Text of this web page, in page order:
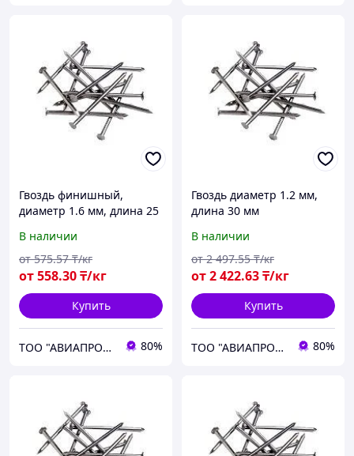
Гвоздь финишный,
диаметр 1.6 мм, длина 25
В наличии
от558.30₸/кг
от 575.57 ₸/кг
Купить
ТОО "АВИАПРОМСТАЛЬ" 80%
Гвоздь диаметр 1.2 мм,
длина 30 мм
В наличии
от2 422.63₸/кг
от 2 497.55 ₸/кг
Купить
ТОО "АВИАПРОМСТАЛЬ" 80%